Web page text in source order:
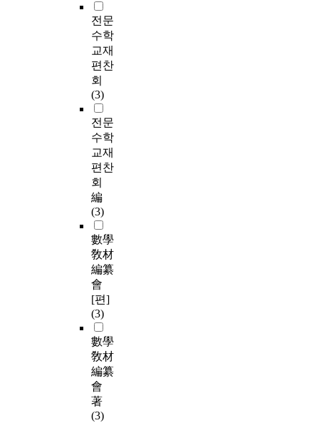
전문
수학
교재
편찬
회
(3)
전문
수학
교재
편찬
회
編
(3)
數學
敎材
編纂
會
[편]
(3)
數學
敎材
編纂
會
著
(3)